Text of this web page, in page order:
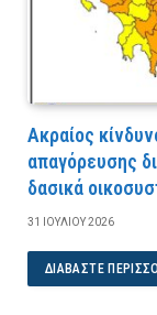
Ακραίος
απαγόρευσης
δασικά
31 ΙΟΥΛΊΟΥ 2026
ΔΙΑΒΆΣΤΕ